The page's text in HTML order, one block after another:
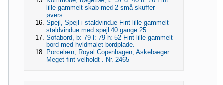
lille gammelt skab med 2 små skuffer
øvers..
Spejl, Spejl i staldvindue Fint lille gammelt
staldvindue med spejl.40 gange 25
Sofabord, b: 79 l: 79 h: 52 Fint lille gammelt
bord med hvidmalet bordplade.
Porcelæn, Royal Copenhagen, Askebæger
Meget fint velholdt . Nr. 2465